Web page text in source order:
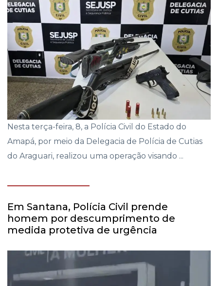
Nesta terça-feira, 8, a Polícia Civil do Estado do
Amapá, por meio da Delegacia de Polícia de Cutias
do Araguari, realizou uma operação visando ...
Em Santana, Polícia Civil prende
homem por descumprimento de
medida protetiva de urgência